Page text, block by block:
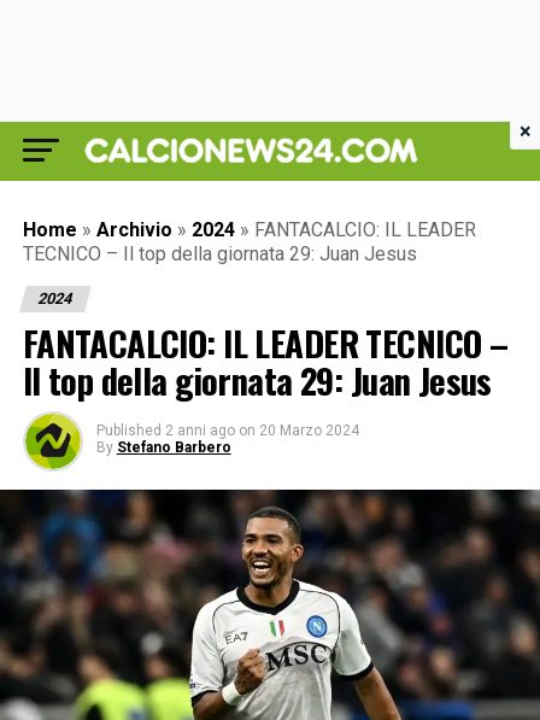
Home » Archivio » 2024 » FANTACALCIO: IL LEADER
TECNICO – Il top della giornata 29: Juan Jesus
2024
FANTACALCIO: IL LEADER TECNICO –
Il top della giornata 29: Juan Jesus
Published 2 anni ago on 20 Marzo 2024
By Stefano Barbero
×